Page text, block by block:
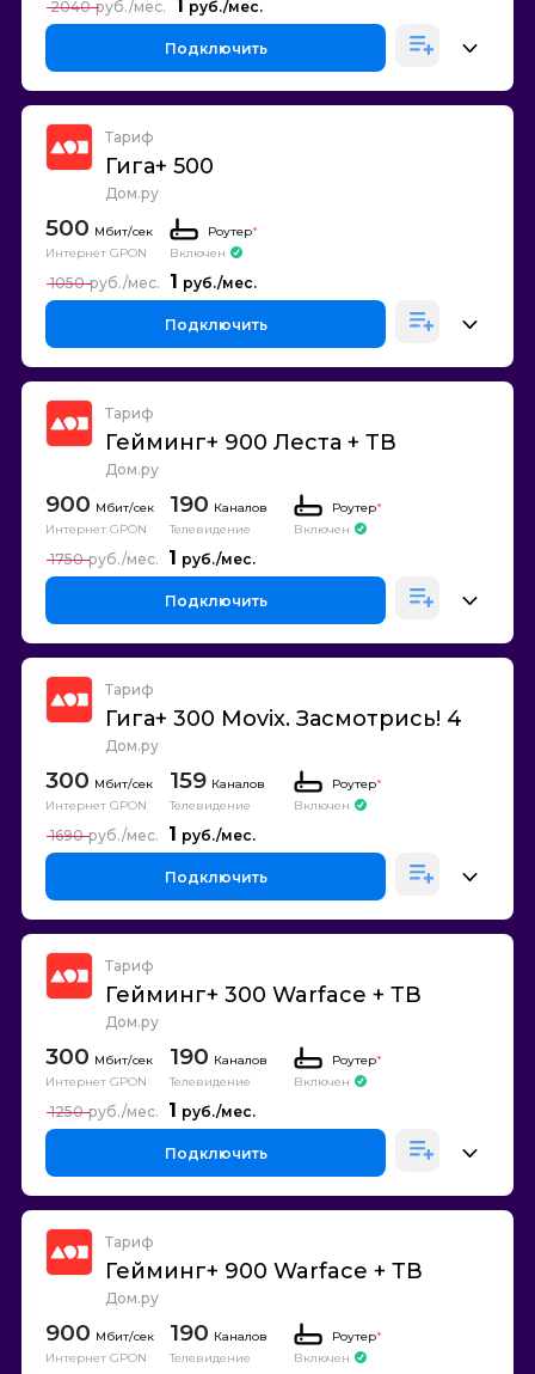
1
2040
Подключить
Тариф
Гига+ 500
Дом.ру
500
Интернет GPON
Роутер*
Включен
1
1050
Подключить
Тариф
Гейминг+ 900 Леста + ТВ
Дом.ру
900
Интернет GPON
190 Каналов
Телевидение
Роутер*
Включен
1
1750
Подключить
Тариф
Гига+ 300 Movix. Засмотрись! 4
Дом.ру
300
Интернет GPON
159 Каналов
Телевидение
Роутер*
Включен
1
1690
Подключить
Тариф
Гейминг+ 300 Warface + ТВ
Дом.ру
300
Интернет GPON
190 Каналов
Телевидение
Роутер*
Включен
1
1250
Подключить
Тариф
Гейминг+ 900 Warface + ТВ
Дом.ру
900
Интернет GPON
190 Каналов
Телевидение
Роутер*
Включен